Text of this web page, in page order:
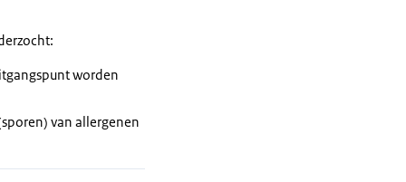
worden
van allergenen